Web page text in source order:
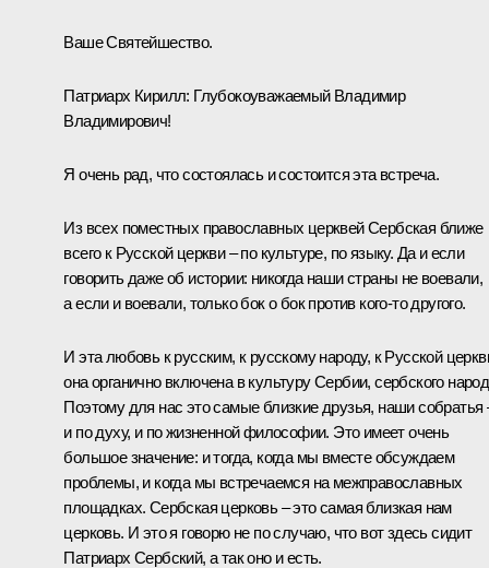
Ваше Святейшество.
Патриарх Кирилл: Глубокоуважаемый Владимир
Владимирович!
Я очень рад, что состоялась и состоится эта встреча.
Из всех поместных православных церквей Сербская ближе
всего к Русской церкви – по культуре, по языку. Да и если
говорить даже об истории: никогда наши страны не воевали,
а если и воевали, только бок о бок против кого-то другого.
И эта любовь к русским, к русскому народу, к Русской
она органично включена в культуру Сербии, сербского
Поэтому для нас это самые близкие друзья, наши собратья
и по духу, и по жизненной философии. Это имеет очень
большое значение: и тогда, когда мы вместе обсуждаем
проблемы, и когда мы встречаемся на межправославных
площадках. Сербская церковь – это самая близкая нам
церковь. И это я говорю не по случаю, что вот здесь сидит
Патриарх Сербский, а так оно и есть.